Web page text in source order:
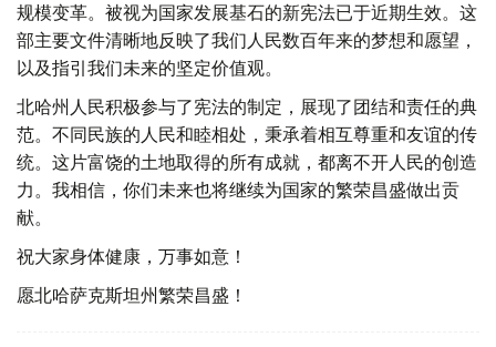
规模变革。被视为国家发展基石的新宪法已于近期生效。这
部主要文件清晰地反映了我们人民数百年来的梦想和愿望，
以及指引我们未来的坚定价值观。
北哈州人民积极参与了宪法的制定，展现了团结和责任的典
范。不同民族的人民和睦相处，秉承着相互尊重和友谊的传
统。这片富饶的土地取得的所有成就，都离不开人民的创造
力。我相信，你们未来也将继续为国家的繁荣昌盛做出贡
献。
祝大家身体健康，万事如意！
愿北哈萨克斯坦州繁荣昌盛！